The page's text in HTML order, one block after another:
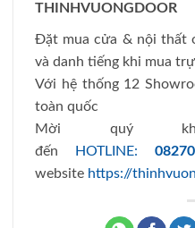
THINHVUONGDOOR
Đặt mua cửa & nội thất
và danh tiếng khi mua
Với hệ thống 12
toàn quốc
Mời quý
đến
HOTLINE:
website https://